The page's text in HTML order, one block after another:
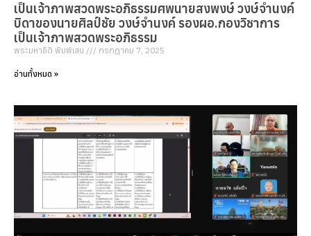
เป็นเจ้าภาพสวดพระอภิธรรมศพนายสงพงษ์ วงษ์จำนงค์
บิดาของนายศิลป์ชัย วงษ์จำนงค์ รองผอ.กองวิชาการ
เป็นเจ้าภาพสวดพระอภิธรรม
พระมหาธิติ พิมพ์เสน กรกฎาคม 7, 2025
อ่านทั้งหมด »